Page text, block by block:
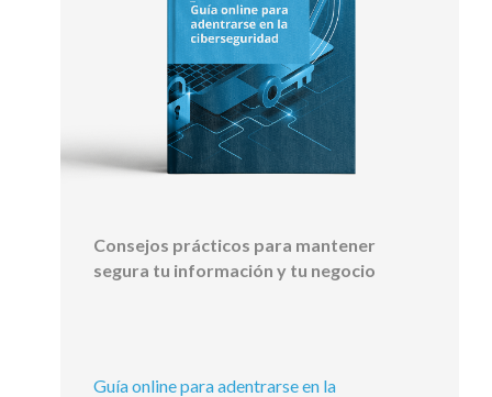
Consejos prácticos para mantener
segura tu información y tu negocio
Guía online para adentrarse en la